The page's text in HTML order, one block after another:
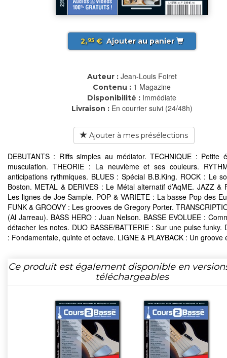
2,95€ Ajouter au panier
Auteur : Jean-Louis Foiret
Contenu : 1 Magazine
Disponibilité : Immédiate
Livraison : En courrier suivi (24/48h)
Ajouter à mes présélections
DEBUTANTS : Riffs simples au médiator. TECHNIQUE : Petite
musculation. THEORIE : La neuvième et ses couleurs.
anticipations rythmiques. BLUES : Spécial B.B.King. ROCK : Le
Boston. METAL & DERIVES : Le Métal alternatif d’AqME. JAZZ &
Les lignes de Joe Sample. POP & VARIETE : La basse Pop des
FUNK & GROOVY : Les grooves de Gregory Porter.
(Al Jarreau). BASS HERO : Juan Nelson. BASSE EVOLUEE :
détacher les notes. DUO BASSE/BATTERIE : Sur une pulse funky.
: Fondamentale, quinte et octave. LIGNE & PLAYBACK : Un groove
Ce produit est également disponible en
téléchargeables